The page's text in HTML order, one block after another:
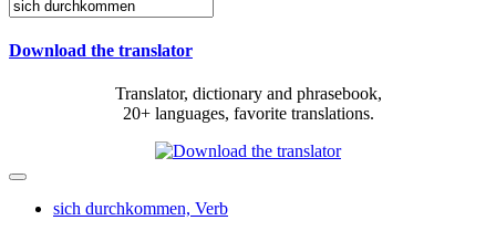
Download the translator
Translator, dictionary and phrasebook,
20+ languages, favorite translations.
sich durchkommen, Verb